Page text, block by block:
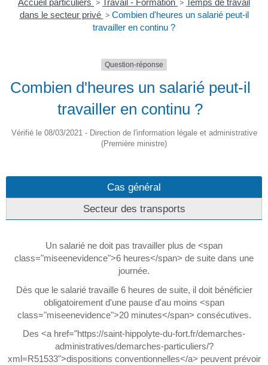
Accueil particuliers > Travail - Formation > Temps de travail
dans le secteur privé > Combien d'heures un salarié peut-il
travailler en continu ?
Question-réponse
Combien d'heures un salarié peut-il
travailler en continu ?
Vérifié le 08/03/2021 - Direction de l'information légale et administrative
(Première ministre)
Cas général
Secteur des transports
Un salarié ne doit pas travailler plus de <span
class="miseenevidence">6 heures</span> de suite dans une
journée.
Dès que le salarié travaille 6 heures de suite, il doit bénéficier
obligatoirement d'une pause d'au moins <span
class="miseenevidence">20 minutes</span> consécutives.
Des <a href="https://saint-hippolyte-du-fort.fr/demarches-
administratives/demarches-particuliers/?
xml=R51533">dispositions conventionnelles</a> peuvent prévoir